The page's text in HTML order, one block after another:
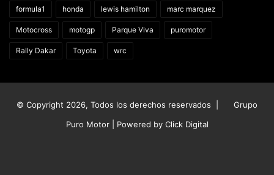
formula1 honda lewis hamilton marc marquez
Motocross motogp Parque Viva puromotor
Rally Dakar Toyota wrc
© Copyright 2026, Todos los derechos reservados |
Grupo
Puro Motor | Powered by Click Digital